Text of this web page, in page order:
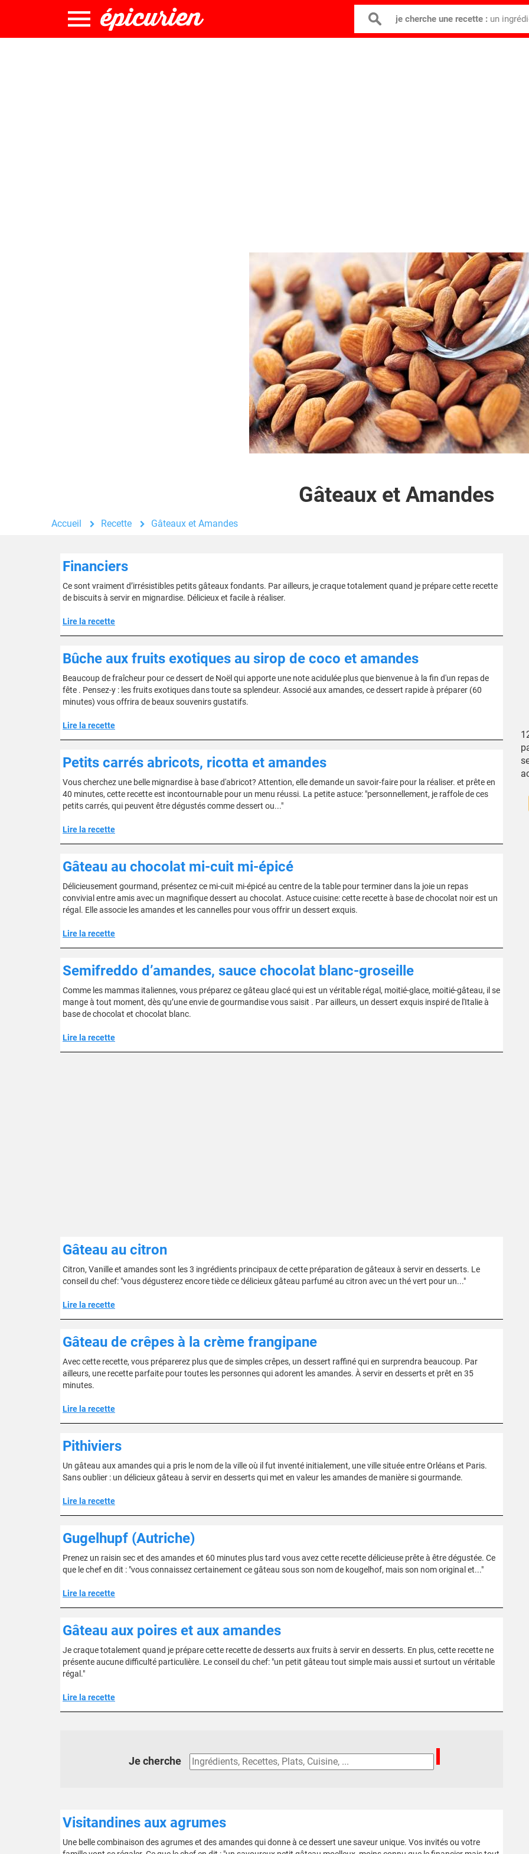
je cherche une recette : un
Gâteaux et Amandes
Accueil Recette Gâteaux et Amandes
Financiers
Ce sont vraiment d’irrésistibles petits gâteaux fondants. Par ailleurs, je craque totalement quand je prépare cette recette
de biscuits à servir en mignardise. Délicieux et facile à réaliser.
Lire la recette
Bûche aux fruits exotiques au sirop de coco et amandes
Beaucoup de fraîcheur pour ce dessert de Noël qui apporte une note acidulée plus que bienvenue à la fin d'un repas de
fête . Pensez-y : les fruits exotiques dans toute sa splendeur. Associé aux amandes, ce dessert rapide à préparer (60
minutes) vous offrira de beaux souvenirs gustatifs.
Lire la recette
Petits carrés abricots, ricotta et amandes
Vous cherchez une belle mignardise à base d'abricot? Attention, elle demande un savoir-faire pour la réaliser. et prête en
40 minutes, cette recette est incontournable pour un menu réussi. La petite astuce: "personnellement, je raffole de ces
petits carrés, qui peuvent être dégustés comme dessert ou..."
Lire la recette
Gâteau au chocolat mi-cuit mi-épicé
Délicieusement gourmand, présentez ce mi-cuit mi-épicé au centre de la table pour terminer dans la joie un repas
convivial entre amis avec un magnifique dessert au chocolat. Astuce cuisine: cette recette à base de chocolat noir est un
régal. Elle associe les amandes et les cannelles pour vous offrir un dessert exquis.
Lire la recette
Semifreddo d’amandes, sauce chocolat blanc-groseille
Comme les mammas italiennes, vous préparez ce gâteau glacé qui est un véritable régal, moitié-glace, moitié-gâteau, il se
mange à tout moment, dès qu’une envie de gourmandise vous saisit . Par ailleurs, un dessert exquis inspiré de l'Italie à
base de chocolat et chocolat blanc.
Lire la recette
Gâteau au citron
Citron, Vanille et amandes sont les 3 ingrédients principaux de cette préparation de gâteaux à servir en desserts. Le
conseil du chef: "vous dégusterez encore tiède ce délicieux gâteau parfumé au citron avec un thé vert pour un..."
Lire la recette
Gâteau de crêpes à la crème frangipane
Avec cette recette, vous préparerez plus que de simples crêpes, un dessert raffiné qui en surprendra beaucoup. Par
ailleurs, une recette parfaite pour toutes les personnes qui adorent les amandes. À servir en desserts et prêt en 35
minutes.
Lire la recette
Pithiviers
Un gâteau aux amandes qui a pris le nom de la ville où il fut inventé initialement, une ville située entre Orléans et Paris.
Sans oublier : un délicieux gâteau à servir en desserts qui met en valeur les amandes de manière si gourmande.
Lire la recette
Gugelhupf (Autriche)
Prenez un raisin sec et des amandes et 60 minutes plus tard vous avez cette recette délicieuse prête à être dégustée. Ce
que le chef en dit : "vous connaissez certainement ce gâteau sous son nom de kougelhof, mais son nom original et..."
Lire la recette
Gâteau aux poires et aux amandes
Je craque totalement quand je prépare cette recette de desserts aux fruits à servir en desserts. En plus, cette recette ne
présente aucune difficulté particulière. Le conseil du chef: "un petit gâteau tout simple mais aussi et surtout un véritable
régal."
Lire la recette
Je cherche
Visitandines aux agrumes
Une belle combinaison des agrumes et des amandes qui donne à ce dessert une saveur unique. Vos invités ou votre